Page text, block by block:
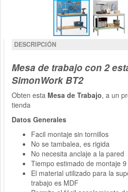
DESCRIPCIÓN
Mesa de trabajo con 2
SimonWork BT2
Obten esta Mesa de Trabajo, a un
tienda
Datos Generales
Facil montaje sin tornillos
No se tambalea, es rigida
No necesita anclaje a la pared
Tiempo estimado de montaje
El material utilizado para la
trabajo es MDF